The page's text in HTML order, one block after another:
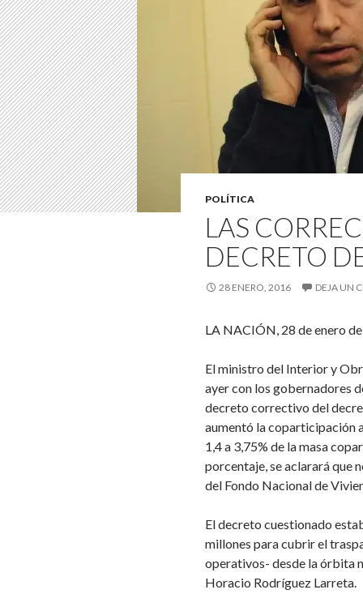
POLÍTICA
LAS
DECRETO
28 ENERO, 2016 DEJA UN
LA NACIÓN, 28 de enero
El ministro del Interior y
ayer con los gobernadores
decreto correctivo del
aumentó la coparticipación
1,4 a 3,75% de la masa
porcentaje, se aclarará que
del Fondo Nacional de
El decreto cuestionado
millones para cubrir el
operativos- desde la órbita
Horacio Rodríguez Larreta.